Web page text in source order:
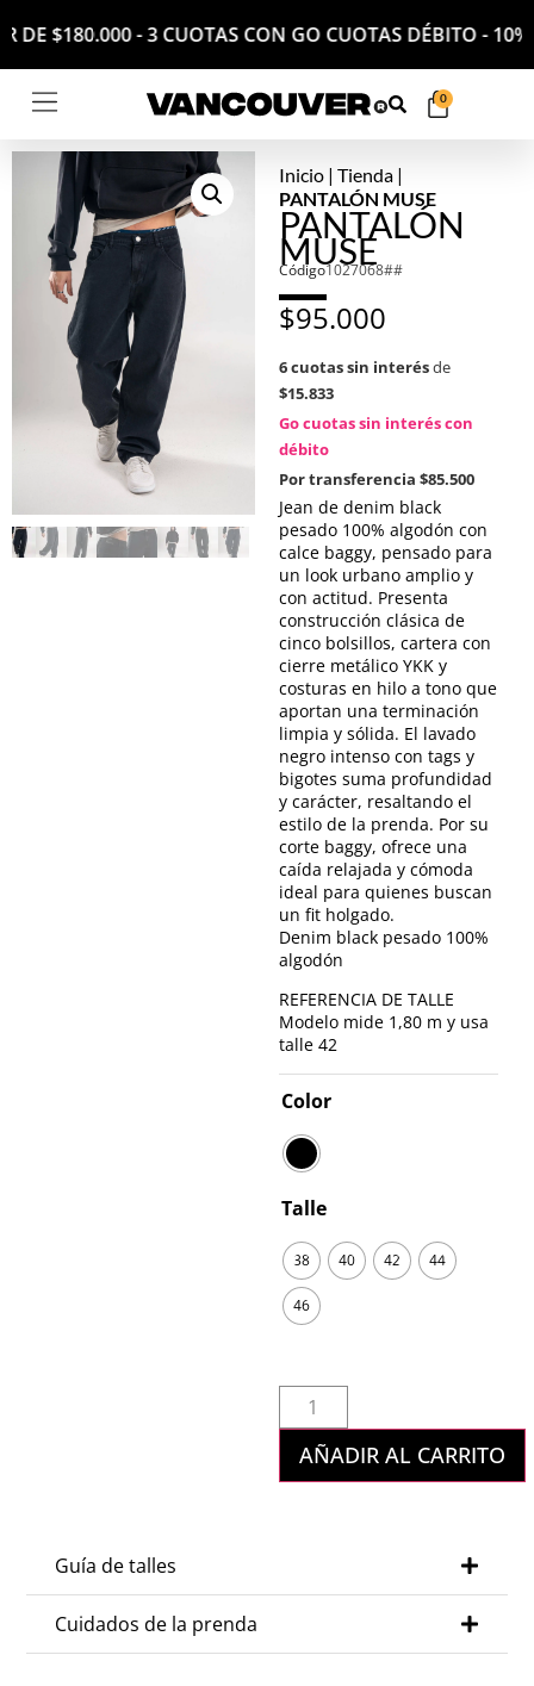
$180.000 - 3 CUOTAS CON GO CUOTAS DÉBITO -
0
Inicio| Tienda|
PANTALÓN MUSE
PANTALÓN
MUSE
Código1027068##
$95.000
6 cuotas sin interésde
$15.833
Go cuotas sin interés con
débito
Por transferencia $85.500
Jean de denim black
pesado 100% algodón con
calce baggy, pensado para
un look urbano amplio y
con actitud. Presenta
construcción clásica de
cinco bolsillos, cartera con
cierre metálico YKK y
costuras en hilo a tono que
aportan una terminación
limpia y sólida. El lavado
negro intenso con tags y
bigotes suma profundidad
y carácter, resaltando el
estilo de la prenda. Por su
corte baggy, ofrece una
caída relajada y cómoda
ideal para quienes buscan
un fit holgado.
Denim black pesado 100%
algodón
REFERENCIA DE TALLE
Modelo mide 1,80 m y usa
talle 42
Color
Talle
38 40 42 44
46
AÑADIR AL CARRITO
Guía de talles
Cuidados de la prenda